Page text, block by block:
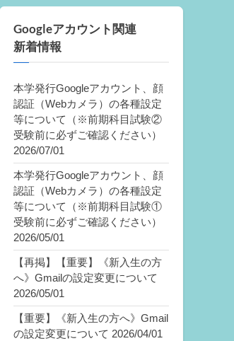
Googleアカウント関連
新着情報
本学発行Googleアカウント、顔
認証（Webカメラ）の各種設定
等について（※前期科目試験②
受験前に必ずご確認ください）
2026/07/01
本学発行Googleアカウント、顔
認証（Webカメラ）の各種設定
等について（※前期科目試験①
受験前に必ずご確認ください）
2026/05/01
【再掲】【重要】《新入生の方
へ》Gmailの設定変更について
2026/05/01
【重要】《新入生の方へ》Gmail
の設定変更について 2026/04/01